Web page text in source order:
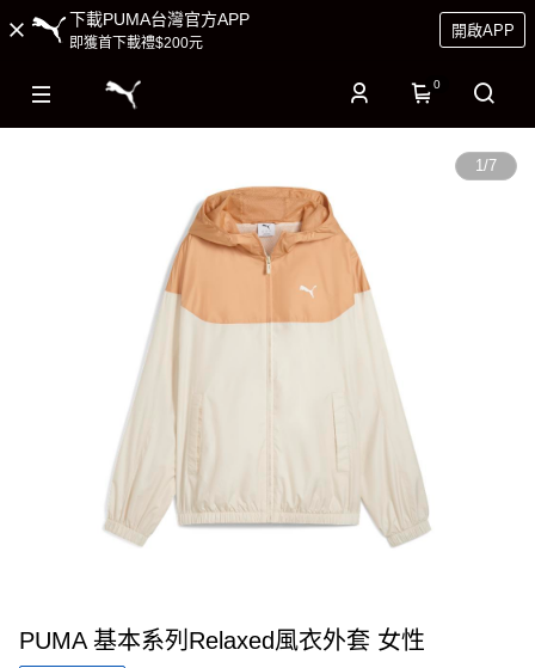
下載PUMA台灣官方APP
即獲首下載禮$200元
開啟APP
0
1/7
PUMA 基本系列Relaxed風衣外套 女性